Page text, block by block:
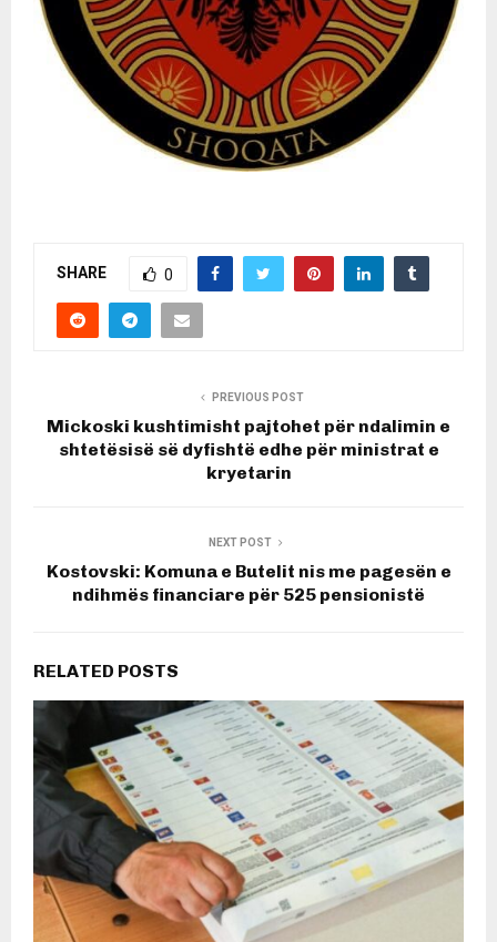
SHARE 0
PREVIOUS POST
Mickoski kushtimisht pajtohet për ndalimin e
shtetësisë së dyfishtë edhe për ministrat e
kryetarin
NEXT POST
Kostovski: Komuna e Butelit nis me pagesën e
ndihmës financiare për 525 pensionistë
RELATED POSTS